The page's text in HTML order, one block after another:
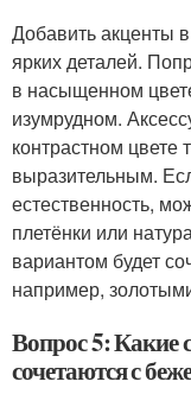
Добавить акценты
ярких деталей.
в насыщенном
изумрудном.
контрастном цвете
выразительным.
естественность,
плетёнки или
вариантом будет
например,
Вопрос 5: Какие
сочетаются с